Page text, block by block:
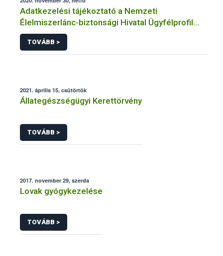
Adatkezelési tájékoztató a Nemzeti
Élelmiszerlánc-biztonsági Hivatal Ügyfélprofil
Rendszerben állatgyógyászati termékek
témakörben közhatalmi eljárásaihoz kapcsolódó
adatkezeléséhez
TOVÁBB >
2021. április 15, csütörtök
Állategészségügyi Kerettörvény
TOVÁBB >
2017. november 29, szerda
Lovak gyógykezelése
TOVÁBB >